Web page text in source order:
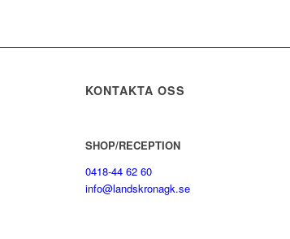
KONTAKTA OSS
SHOP/RECEPTION
0418-44 62 60
info@landskronagk.se